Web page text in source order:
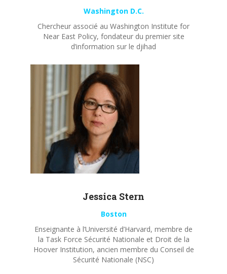
Washington D.C.
Chercheur associé au Washington Institute for
Near East Policy, fondateur du premier site
d’information sur le djihad
Jessica Stern
Boston
Enseignante à l’Université d’Harvard, membre de
la Task Force Sécurité Nationale et Droit de la
Hoover Institution, ancien membre du Conseil de
Sécurité Nationale (NSC)